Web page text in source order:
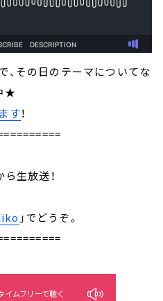
その日のテーマについてな
★
す！
生放送！
」でどうぞ。
イムフリーで聴く